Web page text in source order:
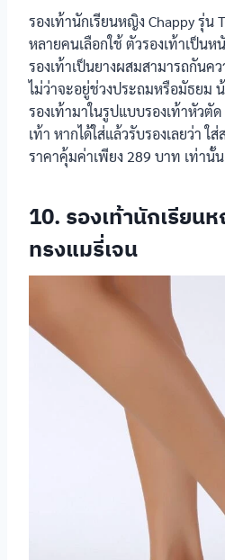
ข้อมูลรองเท้า
นักเรียนหญิง
ลัก
รองเท้า
นักเรียนหญิง
Popteen รุ่น
หัวใจเพชร
สีชมพู
สา
รองเท้า
แมวตุ้งติ้ง
รองเท้า
นักเรียนหญิง
Catcha รุ่นส้น
นักเรียนหญิง
BATA รุ่น B-
Cuttie
ส
สา
รองเท้านักเรียนหญิง Chappy รุ่น
หลายคนเลือกใช้ ตัวรองเท้าเป็นห
รองเท้าเป็นยางผสมสามารถกันค
ไม่ว่าจะอยู่ช่วงประถมหรือมัธยม
รองเท้ามาในรูปแบบรองเท้าหัวตั
เท้า หากได้ใส่แล้วรับรองเลยว่า ใ
ราคาคุ้มค่าเพียง 289 บาท เท่านั้น
10. รองเท้านักเรียน
ทรงแมรี่เจน